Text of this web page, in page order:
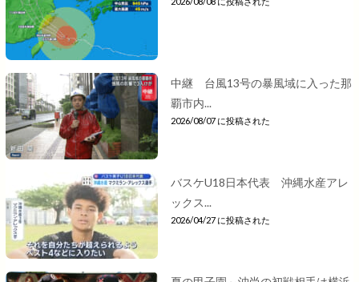
中継 台風13号の暴風域に入った那
覇市内...
2026/08/07 に投稿された
バスケU18日本代表 沖縄水産アレ
ックス...
2026/04/27 に投稿された